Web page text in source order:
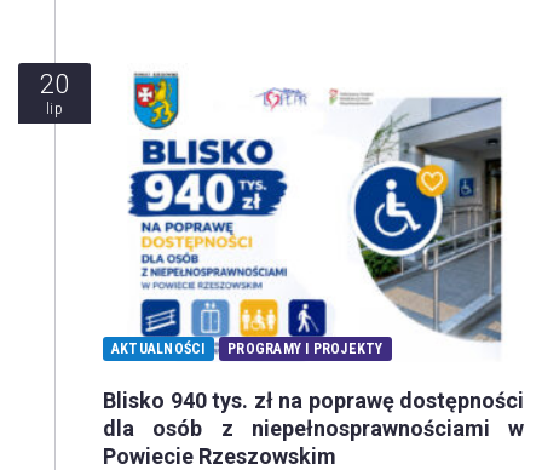
20
lip
AKTUALNOŚCI PROGRAMY I PROJEKTY
Blisko 940 tys. zł na poprawę dostępności
dla osób z niepełnosprawnościami w
Powiecie Rzeszowskim